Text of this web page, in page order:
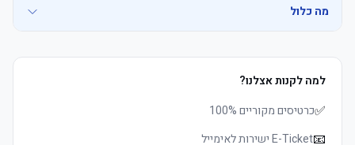
מה כלול
למה לקנות אצלנו?
✅כרטיסים מקוריים 100%
📧E-Ticket ישירות לאימייל